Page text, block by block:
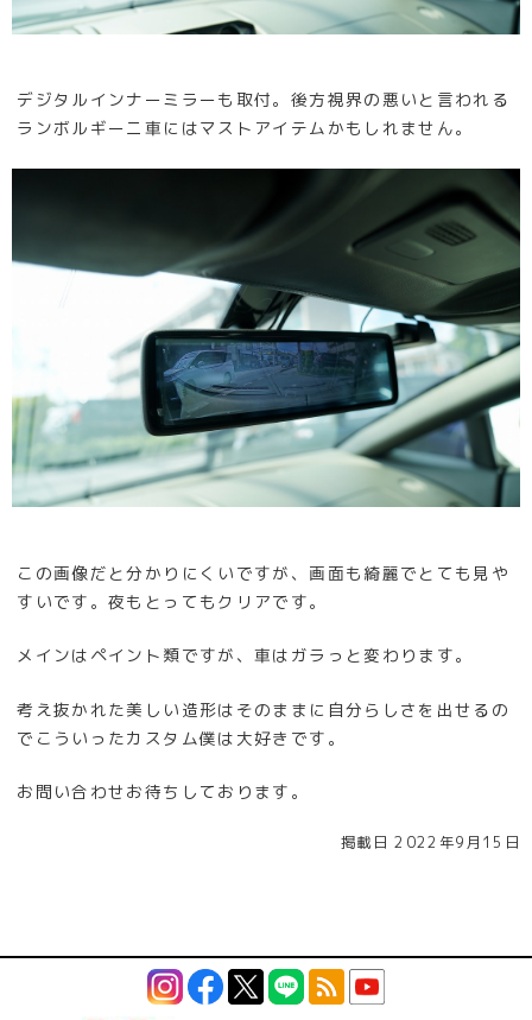
デジタルインナーミラーも取付。後方視界の悪いと言われる
ランボルギーニ車にはマストアイテムかもしれません。
この画像だと分かりにくいですが、画面も綺麗でとても見や
すいです。夜もとってもクリアです。
メインはペイント類ですが、車はガラっと変わります。
考え抜かれた美しい造形はそのままに自分らしさを出せるの
でこういったカスタム僕は大好きです。
お問い合わせお待ちしております。
掲載日 2022年9月15日